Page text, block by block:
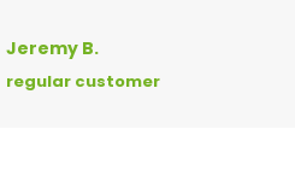
Jeremy B.
regular customer